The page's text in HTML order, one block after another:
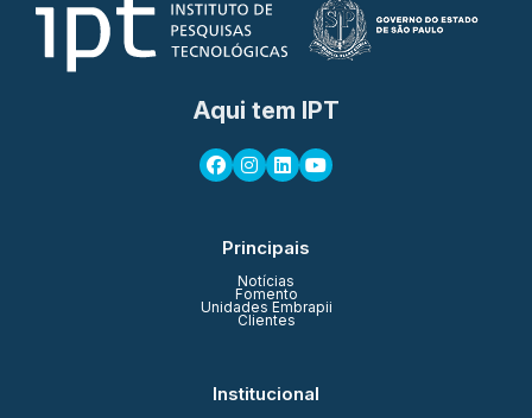
Aqui tem IPT
Principais
Notícias
Fomento
Unidades Embrapii
Clientes
Institucional